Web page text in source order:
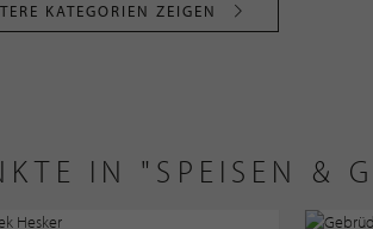
KATEGORIEN ZEIGEN
IN "SPEISEN &